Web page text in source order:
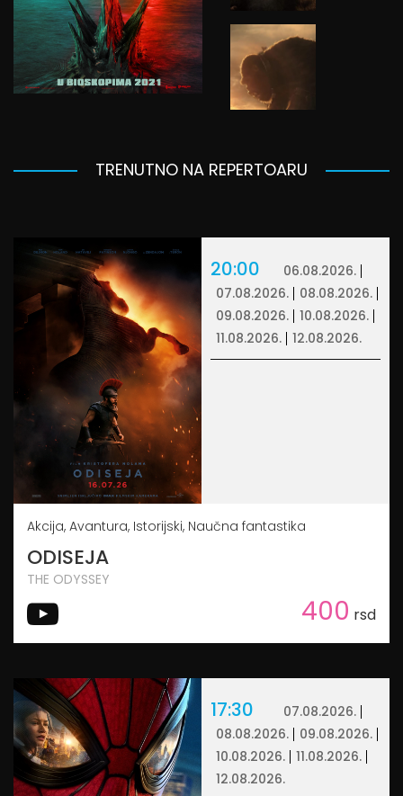
TRENUTNO NA REPERTOARU
20:00
06.08.2026.
07.08.2026.
08.08.2026.
09.08.2026.
10.08.2026.
11.08.2026.
12.08.2026.
Akcija, Avantura, Istorijski, Naučna fantastika
ODISEJA
THE ODYSSEY
400 rsd
17:30
07.08.2026.
08.08.2026.
09.08.2026.
10.08.2026.
11.08.2026.
12.08.2026.